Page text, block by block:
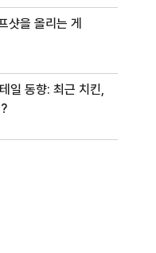
샷을 올리는 게
일 동향: 최근 치킨,